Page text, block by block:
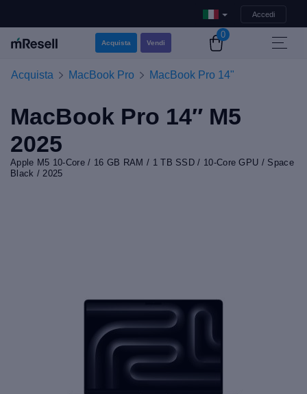
Accedi
Acquista Vendi
0
Acquista MacBook Pro MacBook Pro 14"
MacBook Pro 14″ M5
2025
Apple M5 10-Core / 16 GB RAM / 1 TB SSD / 10-Core GPU / Space
Black / 2025